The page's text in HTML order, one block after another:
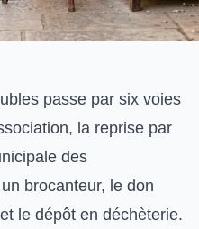
passe par six voies
la reprise par
des
brocanteur, le don
le dépôt en déchèterie.